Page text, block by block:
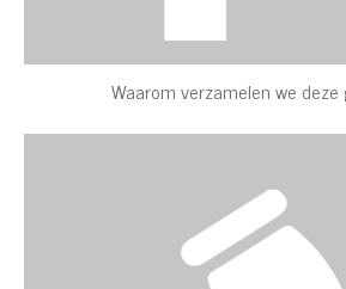
Waarom verzamelen we deze